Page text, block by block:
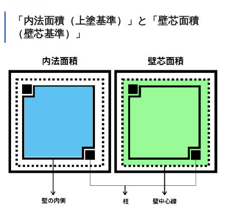
「内法面積（上塗基準）」と「壁芯面積
（壁芯基準）」